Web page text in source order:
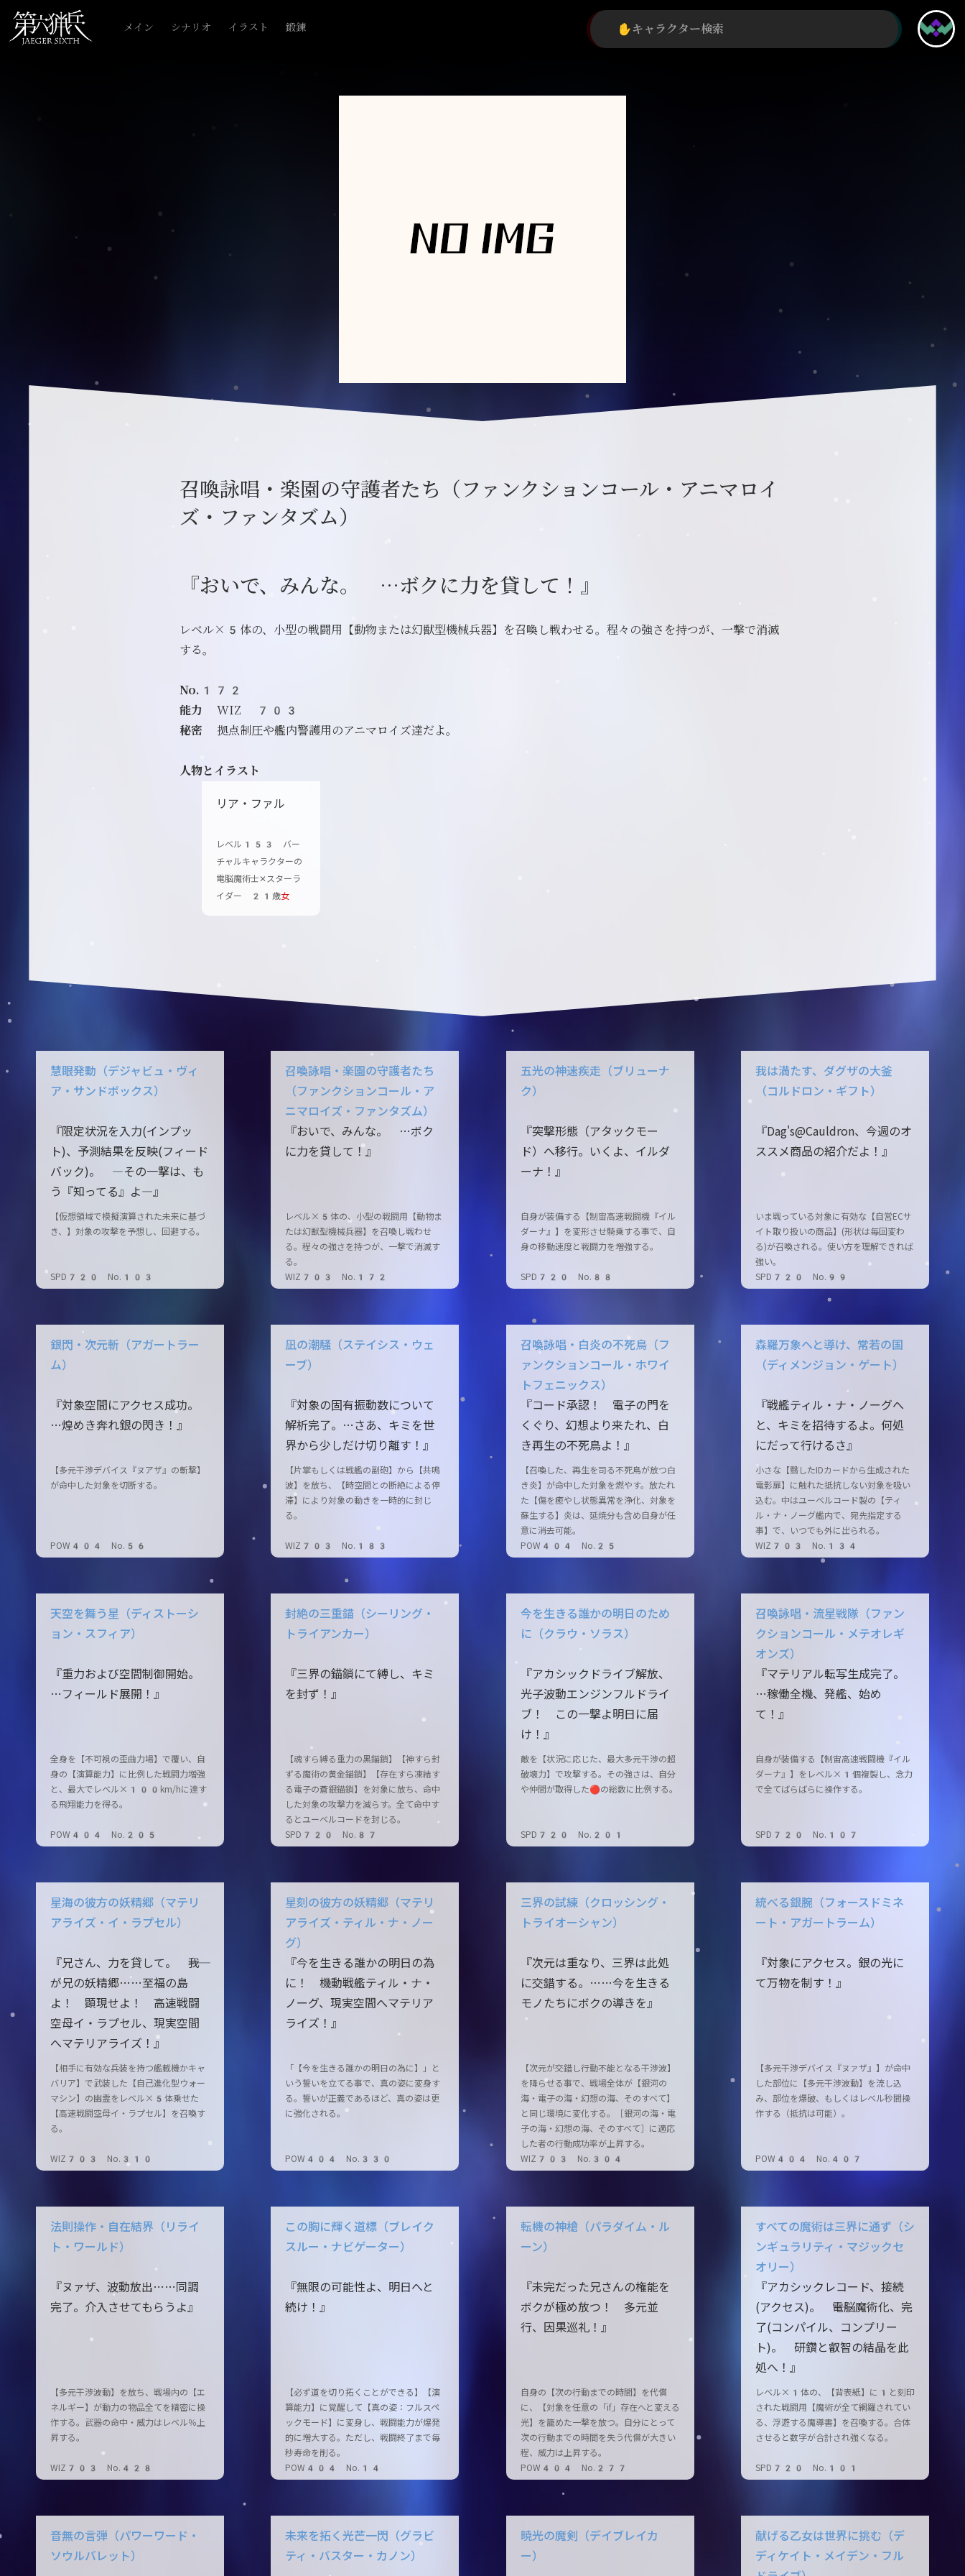
メイン シナリオ イラスト 鍛錬
召喚詠唱・楽園の守護者たち（ファンクションコール・アニマロイ
ズ・ファンタズム）
『おいで、みんな。 …ボクに力を貸して！』
レベル×5体の、小型の戦闘用【動物または幻獣型機械兵器】を召喚し戦わせる。程々の強さを持つが、一撃で消滅
する。
No.172
能力WIZ 703
秘密 拠点制圧や艦内警護用のアニマロイズ達だよ。
人物とイラスト
リア・ファル
レベル153 バー
チャルキャラクターの
電脳魔術士✕スターラ
イダー 21歳女
慧眼発動（デジャビュ・ヴィ
ア・サンドボックス）
『限定状況を入力(インプッ
ト)、予測結果を反映(フィード
バック)。 ―その一撃は、も
う『知ってる』よ―』
【仮想領域で模擬演算された未来に基づ
き、】対象の攻撃を予想し、回避する。
SPD720 No.103
召喚詠唱・楽園の守護者たち
（ファンクションコール・ア
ニマロイズ・ファンタズム）
『おいで、みんな。 …ボク
に力を貸して！』
レベル×5体の、小型の戦闘用【動物ま
たは幻獣型機械兵器】を召喚し戦わせ
る。程々の強さを持つが、一撃で消滅す
る。
WIZ703 No.172
五光の神速疾走（ブリューナ
ク）
『突撃形態（アタックモー
ド）へ移行。いくよ、イルダ
ーナ！』
自身が装備する【制宙高速戦闘機『イル
ダーナ』】を変形させ騎乗する事で、自
身の移動速度と戦闘力を増強する。
SPD720 No.88
我は満たす、ダグザの大釜
（コルドロン・ギフト）
『Dag's@Cauldron、今週のオ
ススメ商品の紹介だよ！』
いま戦っている対象に有効な【自営ECサ
イト取り扱いの商品】(形状は毎回変わ
る)が召喚される。使い方を理解できれば
強い。
SPD720 No.99
銀閃・次元斬（アガートラー
ム）
『対象空間にアクセス成功。
…煌めき奔れ銀の閃き！』
【多元干渉デバイス『ヌアザ』の斬撃】
が命中した対象を切断する。
POW404 No.56
凪の潮騒（ステイシス・ウェ
ーブ）
『対象の固有振動数について
解析完了。…さあ、キミを世
界から少しだけ切り離す！』
【片掌もしくは戦艦の副砲】から【共鳴
波】を放ち、【時空間との断絶による停
滞】により対象の動きを一時的に封じ
る。
WIZ703 No.183
召喚詠唱・白炎の不死鳥（フ
ァンクションコール・ホワイ
トフェニックス）
『コード承認！ 電子の門を
くぐり、幻想より来たれ、白
き再生の不死鳥よ！』
【召喚した、再生を司る不死鳥が放つ白
き炎】が命中した対象を燃やす。放たれ
た【傷を癒やし状態異常を浄化、対象を
蘇生する】炎は、延焼分も含め自身が任
意に消去可能。
POW404 No.25
森羅万象へと導け、常若の国
（ディメンジョン・ゲート）
『戦艦ティル・ナ・ノーグへ
と、キミを招待するよ。何処
にだって行けるさ』
小さな【翳したIDカードから生成された
電影扉】に触れた抵抗しない対象を吸い
込む。中はユーベルコード製の【ティ
ル・ナ・ノーグ艦内で、宛先指定する
事】で、いつでも外に出られる。
WIZ703 No.134
天空を舞う星（ディストーシ
ョン・スフィア）
『重力および空間制御開始。
…フィールド展開！』
全身を【不可視の歪曲力場】で覆い、自
身の【演算能力】に比例した戦闘力増強
と、最大でレベル×100km/hに達す
る飛翔能力を得る。
POW404 No.205
封絶の三重錨（シーリング・
トライアンカー）
『三界の錨鎖にて縛し、キミ
を封ず！』
【魂すら縛る重力の黒錨鎖】【神すら封
ずる魔術の黄金錨鎖】【存在すら凍結す
る電子の蒼銀錨鎖】を対象に放ち、命中
した対象の攻撃力を減らす。全て命中す
るとユーベルコードを封じる。
SPD720 No.87
今を生きる誰かの明日のため
に（クラウ・ソラス）
『アカシックドライブ解放、
光子波動エンジンフルドライ
ブ！ この一撃よ明日に届
け！』
敵を【状況に応じた、最大多元干渉の超
破壊力】で攻撃する。その強さは、自分
や仲間が取得した🔴の総数に比例する。
SPD720 No.201
召喚詠唱・流星戦隊（ファン
クションコール・メテオレギ
オンズ）
『マテリアル転写生成完了。
…稼働全機、発艦、始め
て！』
自身が装備する【制宙高速戦闘機『イル
ダーナ』】をレベル×1個複製し、念力
で全てばらばらに操作する。
SPD720 No.107
星海の彼方の妖精郷（マテリ
アライズ・イ・ラプセル）
『兄さん、力を貸して。 ――我
が兄の妖精郷……至福の島
よ！ 顕現せよ！ 高速戦闘
空母イ・ラプセル、現実空間
へマテリアライズ！』
【相手に有効な兵装を持つ艦載機かキャ
バリア】で武装した【自己進化型ウォー
マシン】の幽霊をレベル×5体乗せた
【高速戦闘空母イ・ラプセル】を召喚す
る。
WIZ703 No.310
星刻の彼方の妖精郷（マテリ
アライズ・ティル・ナ・ノー
グ）
『今を生きる誰かの明日の為
に！ 機動戦艦ティル・ナ・
ノーグ、現実空間へマテリア
ライズ！』
「【今を生きる誰かの明日の為に】」と
いう誓いを立てる事で、真の姿に変身す
る。誓いが正義であるほど、真の姿は更
に強化される。
POW404 No.330
三界の試練（クロッシング・
トライオーシャン）
『次元は重なり、三界は此処
に交錯する。……今を生きる
モノたちにボクの導きを』
【次元が交錯し行動不能となる干渉波】
を降らせる事で、戦場全体が【銀河の
海・電子の海・幻想の海、そのすべて】
と同じ環境に変化する。［銀河の海・電
子の海・幻想の海、そのすべて］に適応
した者の行動成功率が上昇する。
WIZ703 No.304
統べる銀腕（フォースドミネ
ート・アガートラーム）
『対象にアクセス。銀の光に
て万物を制す！』
【多元干渉デバイス『ヌァザ』】が命中
した部位に【多元干渉波動】を流し込
み、部位を爆破、もしくはレベル秒間操
作する（抵抗は可能）。
POW404 No.407
法則操作・自在結界（リライ
ト・ワールド）
『ヌァザ、波動放出……同調
完了。介入させてもらうよ』
【多元干渉波動】を放ち、戦場内の【エ
ネルギー】が動力の物品全てを精密に操
作する。武器の命中・威力はレベル％上
昇する。
WIZ703 No.428
この胸に輝く道標（ブレイク
スルー・ナビゲーター）
『無限の可能性よ、明日へと
続け！』
【必ず道を切り拓くことができる】【演
算能力】に覚醒して【真の姿：フルスペ
ックモード】に変身し、戦闘能力が爆発
的に増大する。ただし、戦闘終了まで毎
秒寿命を削る。
POW404 No.14
転機の神槍（パラダイム・ル
ーン）
『未完だった兄さんの権能を
ボクが極め放つ！ 多元並
行、因果巡礼！』
自身の【次の行動までの時間】を代償
に、【対象を任意の「if」存在へと変える
光】を籠めた一撃を放つ。自分にとって
次の行動までの時間を失う代償が大きい
程、威力は上昇する。
POW404 No.277
すべての魔術は三界に通ず（シ
ンギュラリティ・マジックセ
オリー）
『アカシックレコード、接続
(アクセス)。 ――電脳魔術化、完
了(コンパイル、コンプリー
ト)。 研鑽と叡智の結晶を此
処へ！』
レベル×1体の、【背表紙】に1と刻印
された戦闘用【魔術が全て網羅されてい
る、浮遊する魔導書】を召喚する。合体
させると数字が合計され強くなる。
SPD720 No.101
音無の言弾（パワーワード・
ソウルバレット）
未来を拓く光芒一閃（グラビ
ティ・バスター・カノン）
暁光の魔剣（デイブレイカ
ー）
献げる乙女は世界に挑む（デ
ディケイト・メイデン・フル